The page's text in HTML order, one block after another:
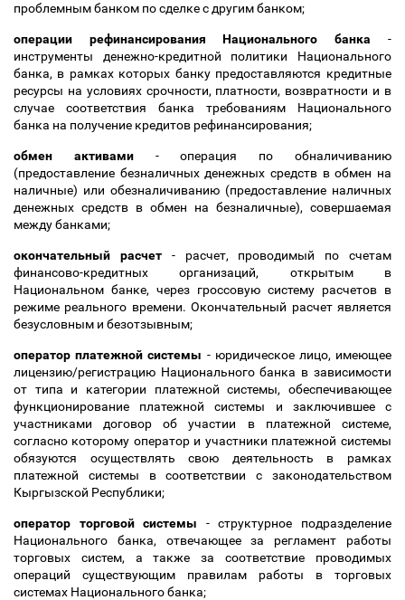
проблемным банком по сделке с другим банком;
операции рефинансирования Национального банка -
инструменты денежно-кредитной политики Национального
банка, в рамках которых банку предоставляются кредитные
ресурсы на условиях срочности, платности, возвратности и в
случае соответствия банка требованиям Национального
банка на получение кредитов рефинансирования;
обмен активами- операция по обналичиванию
(предоставление безналичных денежных средств в обмен на
наличные) или обезналичиванию (предоставление наличных
денежных средств в обмен на безналичные), совершаемая
между банками;
окончательный расчет- расчет, проводимый по счетам
финансово-кредитных организаций, открытым в
Национальном банке, через гроссовую систему расчетов в
режиме реального времени. Окончательный расчет является
безусловным и безотзывным;
оператор платежной системы - юридическое лицо, имеющее
лицензию/регистрацию Национального банка в зависимости
от типа и категории платежной системы, обеспечивающее
функционирование платежной системы и заключившее с
участниками договор об участии в платежной системе,
согласно которому оператор и участники платежной системы
обязуются осуществлять свою деятельность в рамках
платежной системы в соответствии с законодательством
Кыргызской Республики;
оператор торговой системы - структурное подразделение
Национального банка, отвечающее за регламент работы
торговых систем, а также за соответствие проводимых
операций существующим правилам работы в торговых
системах Национального банка;